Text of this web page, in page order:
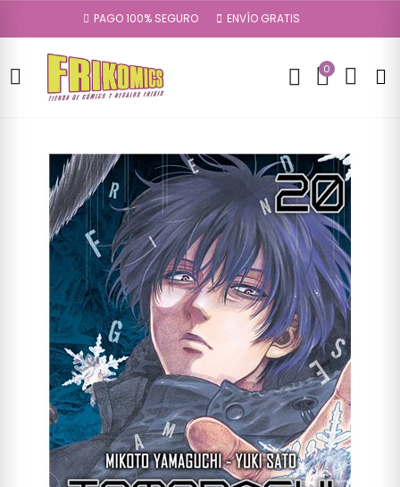
PAGO 100% SEGURO ENVÍO GRATIS
0